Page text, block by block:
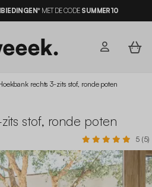
MET DE CODE SUMMER10
rechts 3-zits stof, ronde poten
stof, ronde poten
5 (5)